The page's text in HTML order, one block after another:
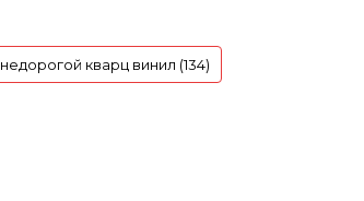
недорогой кварц винил (134)